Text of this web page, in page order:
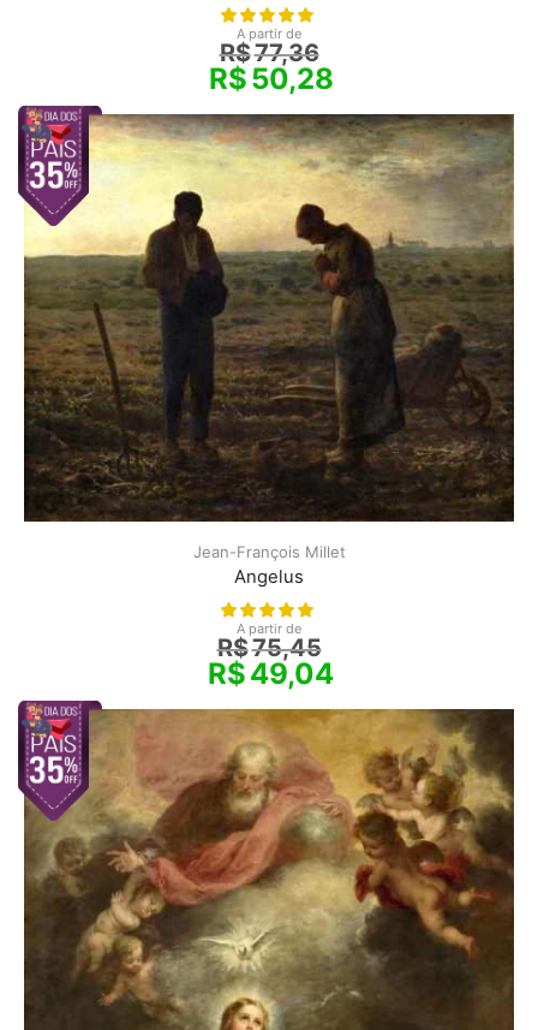
A partir de
R$77,36
R$50,28
Jean-François Millet
Angelus
A partir de
R$75,45
R$49,04